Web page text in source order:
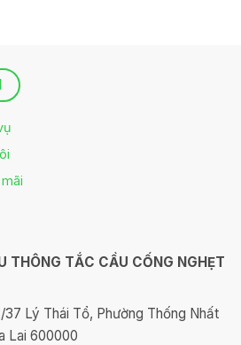
THÔNG TẮC CẦU CỐNG NGHẸT
Lý Thái Tổ, Phường Thống Nhất
Lai 600000